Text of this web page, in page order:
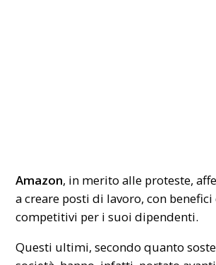
Amazon, in merito alle proteste,
a creare posti di lavoro, con benefici
competitivi per i suoi dipendenti.
Questi ultimi, secondo quanto